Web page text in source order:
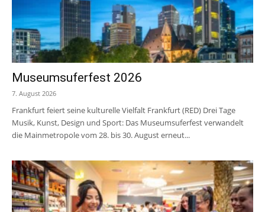
Museumsuferfest 2026
7. August 2026
Frankfurt feiert seine kulturelle Vielfalt Frankfurt (RED) Drei Tage
Musik, Kunst, Design und Sport: Das Museumsuferfest verwandelt
die Mainmetropole vom 28. bis 30. August erneut...